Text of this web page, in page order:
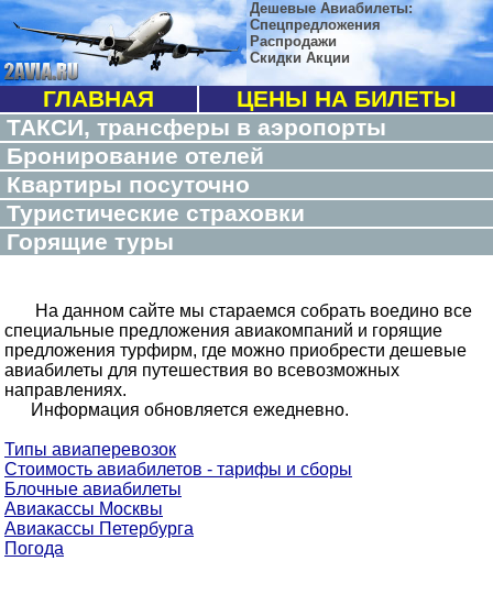
Дешевые Авиабилеты:
Спецпредложения
Распродажи
Скидки Акции
ГЛАВНАЯ
ЦЕНЫ НА БИЛЕТЫ
ТАКСИ, трансферы в аэропорты
Бронирование отелей
Квартиры посуточно
Туристические страховки
Горящие туры
На данном сайте мы стараемся собрать воедино все
специальные предложения авиакомпаний и горящие
предложения турфирм, где можно приобрести дешевые
авиабилеты для путешествия во всевозможных
направлениях.
Информация обновляется ежедневно.
Типы авиаперевозок
Стоимость авиабилетов - тарифы и сборы
Блочные авиабилеты
Авиакассы Москвы
Авиакассы Петербурга
Погода